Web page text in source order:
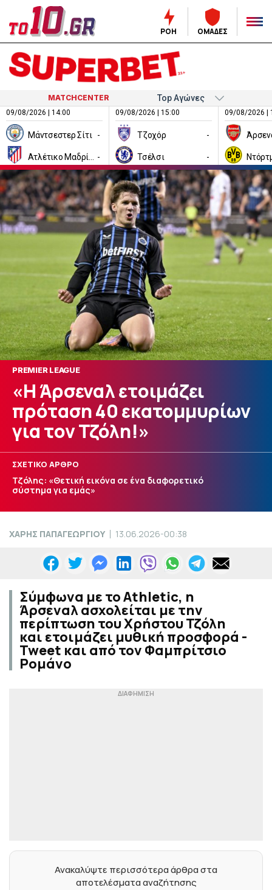
ΡΟΗ ΟΜΑΔΕΣ
MATCHCENTER
09/08/2026 | 14:00
Μάντσεστερ Σίτι -
-
09/08/2026 | 15:00
Τζοχόρ -
Τσέλσι -
09/08/2026 |
PREMIER LEAGUE
«Η Άρσεναλ ετοιμάζει
πρόταση 40 εκατομμυρίων
για τον Τζόλη!»
ΣΧΕΤΙΚΟ ΑΡΘΡΟ
Τζόλης: «Θετική εικόνα σε ένα διαφορετικό
σύστημα για εμάς»
ΧΑΡΗΣ ΠΑΠΑΓΕΩΡΓΙΟΥ 13.06.2026-00:38
Σύμφωνα με το Athletic, η
Άρσεναλ ασχολείται με την
περίπτωση του Χρήστου Τζόλη
και ετοιμάζει μυθική προσφορά -
Tweet και από τον Φαμπρίτσιο
Ρομάνο
Ανακαλύψτε περισσότερα άρθρα στα
αποτελέσματα αναζήτησης